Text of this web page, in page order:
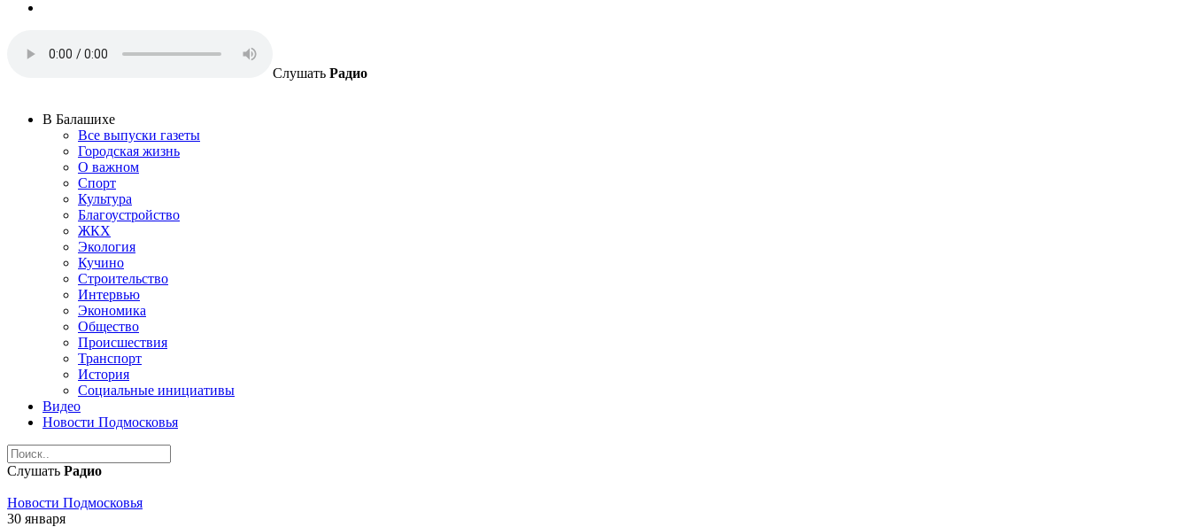
Слушать Радио
В Балашихе
Все выпуски газеты
Городская жизнь
О важном
Спорт
Культура
Благоустройство
ЖКХ
Экология
Кучино
Строительство
Интервью
Экономика
Общество
Происшествия
Транспорт
История
Социальные инициативы
Видео
Новости Подмосковья
Слушать Радио
Новости Подмосковья
30 января